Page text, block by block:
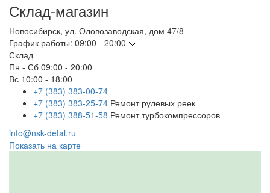
Склад-магазин
Новосибирск, ул. Оловозаводская, дом 47/8
График работы: 09:00 - 20:00
Склад
Пн - Сб 09:00 - 20:00
Вс 10:00 - 18:00
+7 (383) 383-00-74
+7 (383) 383-25-74 Ремонт рулевых реек
+7 (383) 388-51-58 Ремонт турбокомпрессоров
info@nsk-detal.ru
Показать на карте